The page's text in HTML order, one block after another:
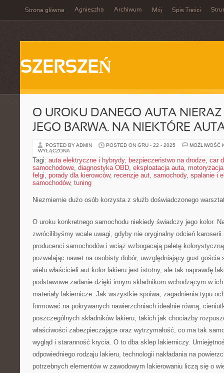
Strona główna Agnieszka Archiwum Mój Spis Treści
SZERSZEŃ
O UROKU DANEGO AUTA NIERAZ
JEGO BARWA. NA NIEKTÓRE
POSTED BY ADMIN POSTED ON GRU - 22 - 2025
MOŻLIWOŚĆ
WYŁĄCZONA
Tagi: auta elektryczne i hybrydy, bezpieczeństwo na drodze, car
samochodowe, diagnostyka OBD, eksploatacja auta, motoryzacja
felgi, porady dla kierowców, recenzje aut, samochody, spalanie i
samochodów, tuning
Niezmiernie dużo osób korzysta z służb doświadczonego
O uroku konkretnego samochodu niekiedy świadczy jego kolor.
zwrócilibyśmy wcale uwagi, gdyby nie oryginalny odcień
producenci samochodów i wciąż wzbogacają paletę
pozwalając nawet na osobisty dobór, uwzględniający gust gościa
wielu właścicieli aut kolor lakieru jest istotny, ale tak naprawdę
podstawowe zadanie dzięki innym składnikom wchodzącym w
materiały lakiernicze. Jak wszystkie spoiwa, zagadnienia typu
formować na pokrywanych nawierzchniach idealnie równą,
poszczególnych składników lakieru, takich jak chociażby
właściwości zabezpieczające oraz wytrzymałość, co ma tak
wygląd i staranność krycia. O to dba sklep lakierniczy.
odpowiedniego rodzaju lakieru, technologii nakładania na
potrzebnych elementów w zawodowym lakierowaniu liczą się o